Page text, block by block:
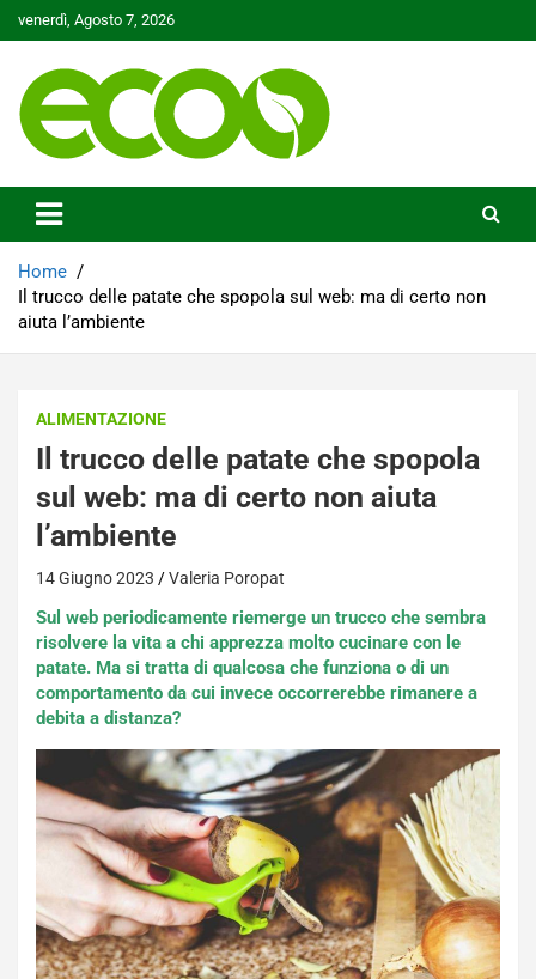
to
venerdì, Agosto 7, 2026
Ecoo.it
Home
Il trucco delle patate che spopola sul web: ma di certo non
aiuta l’ambiente
ALIMENTAZIONE
Il trucco delle patate che spopola
sul web: ma di certo non aiuta
l’ambiente
14 Giugno 2023 Valeria Poropat
Sul web periodicamente riemerge un trucco che sembra
risolvere la vita a chi apprezza molto cucinare con le
patate. Ma si tratta di qualcosa che funziona o di un
comportamento da cui invece occorrerebbe rimanere a
debita a distanza?